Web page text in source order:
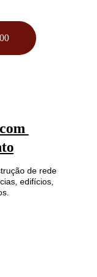
de rede
edifícios,